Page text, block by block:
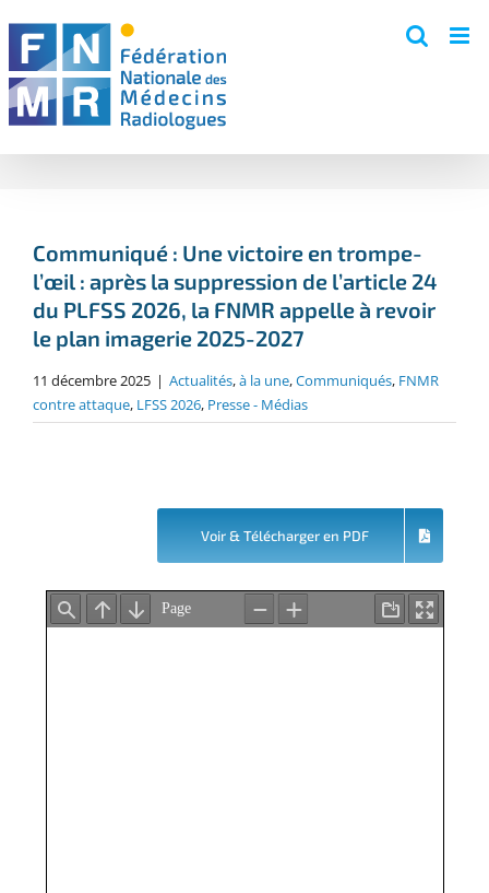
content
Communiqué : Une victoire en trompe-
l’œil : après la suppression de l’article 24
du PLFSS 2026, la FNMR appelle à revoir
le plan imagerie 2025-2027
11 décembre 2025 | Actualités,à la une,Communiqués, FNMR
contre attaque, LFSS 2026, Presse - Médias
Voir & Télécharger en PDF